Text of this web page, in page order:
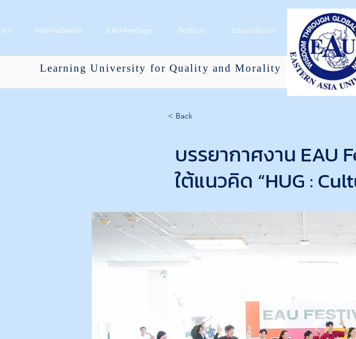
คณะ/หน่วยงาน EAU Heritage ติดต่อเรา ร่วมงานกับเรา
Learning University for Quality and Morality
< Back
บรรยากาศงาน EAU
ใต้แนวคิด “HUG :